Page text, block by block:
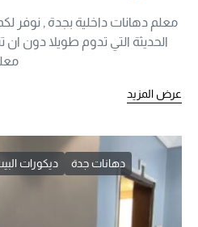
معلم دهانات داخلية بجدة , نوفر
الحديثة التي تدوم طويلا دون ان
عرض المزيد
دهانات جدة ديكورات